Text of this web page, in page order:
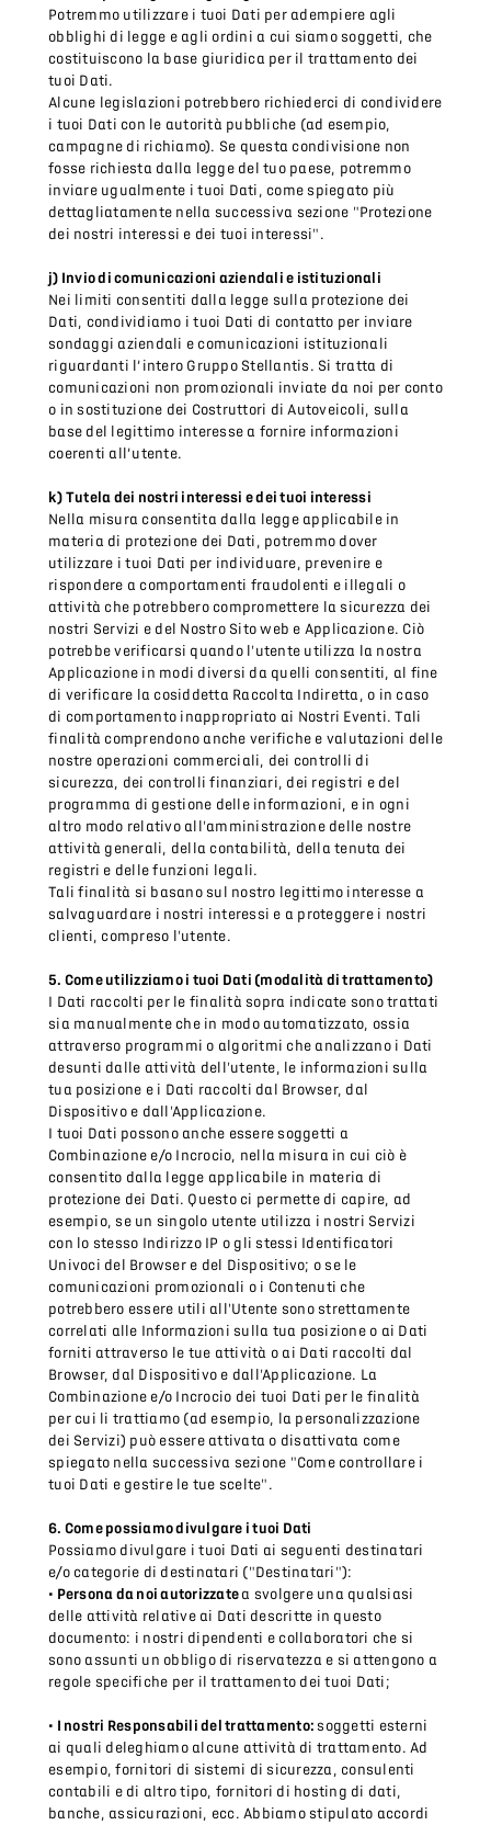
Potremmo utilizzare i tuoi Dati per adempiere agli
obblighi di legge e agli ordini a cui siamo soggetti, che
costituiscono la base giuridica per il trattamento dei
tuoi Dati.
Alcune legislazioni potrebbero richiederci di condividere
i tuoi Dati con le autorità pubbliche (ad esempio,
campagne di richiamo). Se questa condivisione non
fosse richiesta dalla legge del tuo paese, potremmo
inviare ugualmente i tuoi Dati, come spiegato più
dettagliatamente nella successiva sezione "Protezione
dei nostri interessi e dei tuoi interessi".
j) Invio di comunicazioni aziendali e istituzionali
Nei limiti consentiti dalla legge sulla protezione dei
Dati, condividiamo i tuoi Dati di contatto per inviare
sondaggi aziendali e comunicazioni istituzionali
riguardanti l’intero Gruppo Stellantis. Si tratta di
comunicazioni non promozionali inviate da noi per conto
o in sostituzione dei Costruttori di Autoveicoli, sulla
base del legittimo interesse a fornire informazioni
coerenti all’utente.
k) Tutela dei nostri interessi e dei tuoi interessi
Nella misura consentita dalla legge applicabile in
materia di protezione dei Dati, potremmo dover
utilizzare i tuoi Dati per individuare, prevenire e
rispondere a comportamenti fraudolenti e illegali o
attività che potrebbero compromettere la sicurezza dei
nostri Servizi e del Nostro Sito web e Applicazione. Ciò
potrebbe verificarsi quando l'utente utilizza la nostra
Applicazione in modi diversi da quelli consentiti, al fine
di verificare la cosiddetta Raccolta Indiretta, o in caso
di comportamento inappropriato ai Nostri Eventi. Tali
finalità comprendono anche verifiche e valutazioni delle
nostre operazioni commerciali, dei controlli di
sicurezza, dei controlli finanziari, dei registri e del
programma di gestione delle informazioni, e in ogni
altro modo relativo all'amministrazione delle nostre
attività generali, della contabilità, della tenuta dei
registri e delle funzioni legali.
Tali finalità si basano sul nostro legittimo interesse a
salvaguardare i nostri interessi e a proteggere i nostri
clienti, compreso l'utente.
5. Come utilizziamo i tuoi Dati (modalità di trattamento)
I Dati raccolti per le finalità sopra indicate sono trattati
sia manualmente che in modo automatizzato, ossia
attraverso programmi o algoritmi che analizzano i Dati
desunti dalle attività dell'utente, le informazioni sulla
tua posizione e i Dati raccolti dal Browser, dal
Dispositivo e dall'Applicazione.
I tuoi Dati possono anche essere soggetti a
Combinazione e/o Incrocio, nella misura in cui ciò è
consentito dalla legge applicabile in materia di
protezione dei Dati. Questo ci permette di capire, ad
esempio, se un singolo utente utilizza i nostri Servizi
con lo stesso Indirizzo IP o gli stessi Identificatori
Univoci del Browser e del Dispositivo; o se le
comunicazioni promozionali o i Contenuti che
potrebbero essere utili all'Utente sono strettamente
correlati alle Informazioni sulla tua posizione o ai Dati
forniti attraverso le tue attività o ai Dati raccolti dal
Browser, dal Dispositivo e dall'Applicazione. La
Combinazione e/o Incrocio dei tuoi Dati per le finalità
per cui li trattiamo (ad esempio, la personalizzazione
dei Servizi) può essere attivata o disattivata come
spiegato nella successiva sezione "Come controllare i
tuoi Dati e gestire le tue scelte".
6. Come possiamo divulgare i tuoi Dati
Possiamo divulgare i tuoi Dati ai seguenti destinatari
e/o categorie di destinatari ("Destinatari"):
• Persona da noi autorizzate a svolgere una qualsiasi
delle attività relative ai Dati descritte in questo
documento: i nostri dipendenti e collaboratori che si
sono assunti un obbligo di riservatezza e si attengono a
regole specifiche per il trattamento dei tuoi Dati;
• I nostri Responsabili del trattamento: soggetti esterni
ai quali deleghiamo alcune attività di trattamento. Ad
esempio, fornitori di sistemi di sicurezza, consulenti
contabili e di altro tipo, fornitori di hosting di dati,
banche, assicurazioni, ecc. Abbiamo stipulato accordi